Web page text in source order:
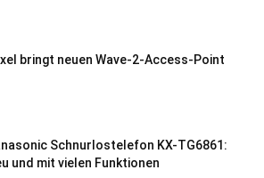
bringt neuen Wave-2-Access-Point
Schnurlostelefon KX-TG6861:
und mit vielen Funktionen